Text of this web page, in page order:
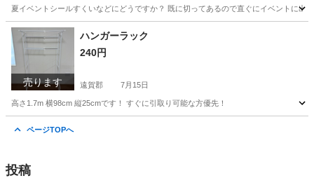
夏イベントシールすくいなどにどうですか？ 既に切ってあるので直ぐにイベントに出
福岡 遠賀郡 その他
売ります
ハンガーラック
240円
遠賀郡 7月15日
高さ1.7m 横98cm 縦25cmです！ すぐに引取り可能な方優先！
ページTOPへ
投稿